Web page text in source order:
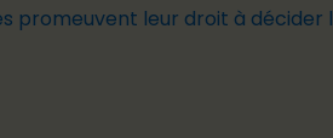
promeuvent leur droit à décider